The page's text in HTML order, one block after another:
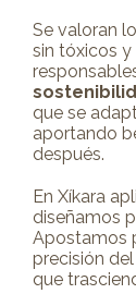
Se valoran
sin tóxicos
que se
aportando
después.
En Xíkara
diseñamos
Apostamos
precisión
que